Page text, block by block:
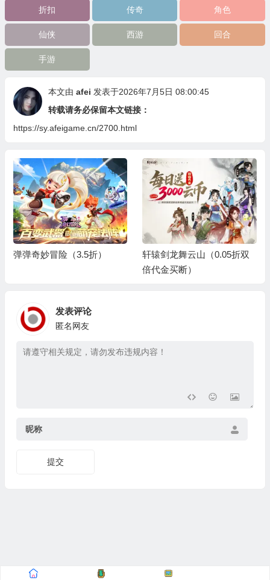
折扣 传奇 角色
仙侠 西游 回合
手游
本文由 afei 发表于2026年7月5日 08:00:45
转载请务必保留本文链接：
https://sy.afeigame.cn/2700.html
弹弹奇妙冒险（3.5折）
轩辕剑龙舞云山（0.05折双
倍代金买断）
发表评论
匿名网友
昵称
提交